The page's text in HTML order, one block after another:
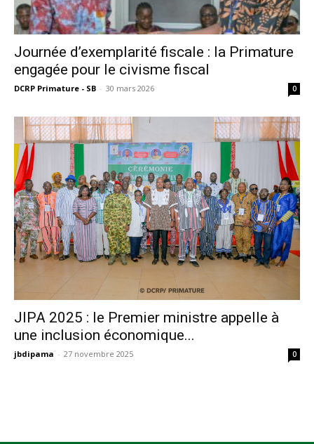
Journée d’exemplarité fiscale : la Primature
engagée pour le civisme fiscal
DCRP Primature - SB - 30 mars 2026 0
JIPA 2025 : le Premier ministre appelle à
une inclusion économique...
jbdipama - 27 novembre 2025 0